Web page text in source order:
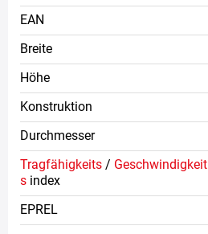
EAN
Breite
Höhe
Konstruktion
Durchmesser
Tragfähigkeits / Geschwindigkeit
s index
EPREL